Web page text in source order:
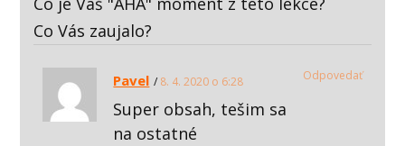
Co Vás zaujalo?
Pavel 8. 4. 2020 o 6:28
Super obsah, tešim sa
na ostatné
Odpovedať